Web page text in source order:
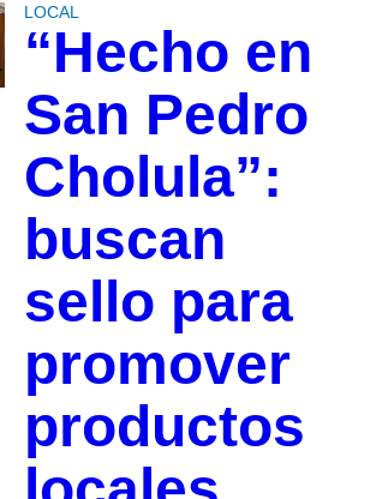
LOCAL
“Hecho en
San Pedro
Cholula”:
buscan
sello para
promover
productos